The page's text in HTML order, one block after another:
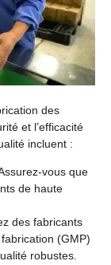
des
et l’efficacité
incluent :
vous que
de haute
des fabricants
(GMP)
robustes.